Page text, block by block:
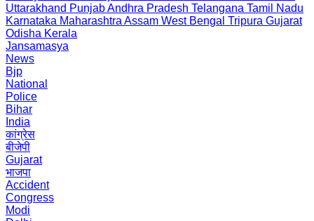
Uttarakhand PunjabAndhra Pradesh Telangana Tamil Nadu
Karnataka Maharashtra Assam West Bengal Tripura Gujarat
Odisha Kerala
Jansamasya
News
Bjp
National
Police
Bihar
India
कांग्रेस
बीजेपी
Gujarat
भाजपा
Accident
Congress
Modi